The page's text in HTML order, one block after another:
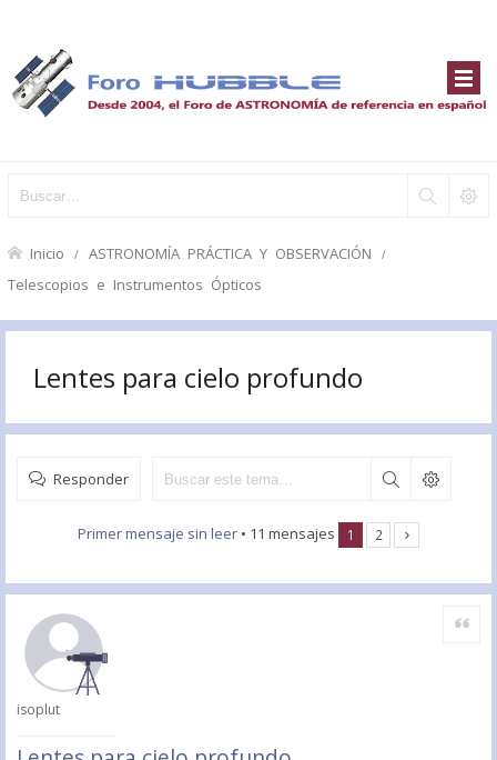
Inicio ASTRONOMÍA PRÁCTICA Y OBSERVACIÓN
Telescopios e Instrumentos Ópticos
Lentes para cielo profundo
Responder
Primer mensaje sin leer • 11 mensajes 1 2
isoplut
Citar